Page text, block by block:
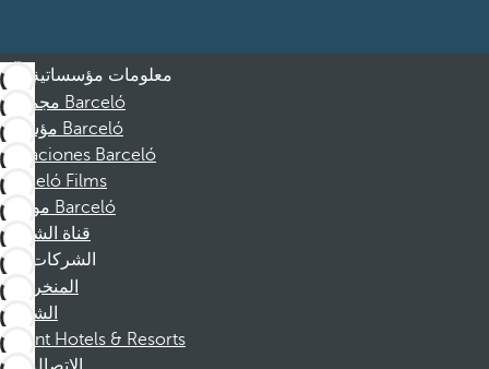
معلومات مؤسساتية
مجموعة Barceló
مؤسسة Barceló
Vacaciones Barceló
Barceló Films
موظفو Barceló
قناة الشكوى
الشركات
المنخرطين
الشركاء
Dorint Hotels & Resorts